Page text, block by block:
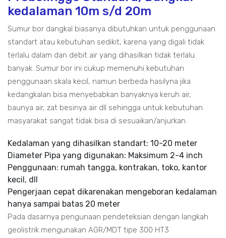
kedalaman 10m s/d 20m
Sumur bor dangkal biasanya dibutuhkan untuk penggunaan
standart atau kebutuhan sedikit, karena yang digali tidak
terlalu dalam dan debit air yang dihasilkan tidak terlalu
banyak. Sumur bor ini cukup memenuhi kebutuhan
penggunaan skala kecil, namun berbeda hasilyna jika
kedangkalan bisa menyebabkan banyaknya keruh air,
baunya air, zat besinya air dll sehingga untuk kebutuhan
masyarakat sangat tidak bisa di sesuaikan/anjurkan.
Kedalaman yang dihasilkan standart: 10-20 meter
Diameter Pipa yang digunakan: Maksimum 2-4 inch
Penggunaan: rumah tangga, kontrakan, toko, kantor
kecil, dll
Pengerjaan cepat dikarenakan mengeboran kedalaman
hanya sampai batas 20 meter
Pada dasarnya pengunaan pendeteksian dengan langkah
geolistrik mengunakan AGR/MDT tipe 300 HT3